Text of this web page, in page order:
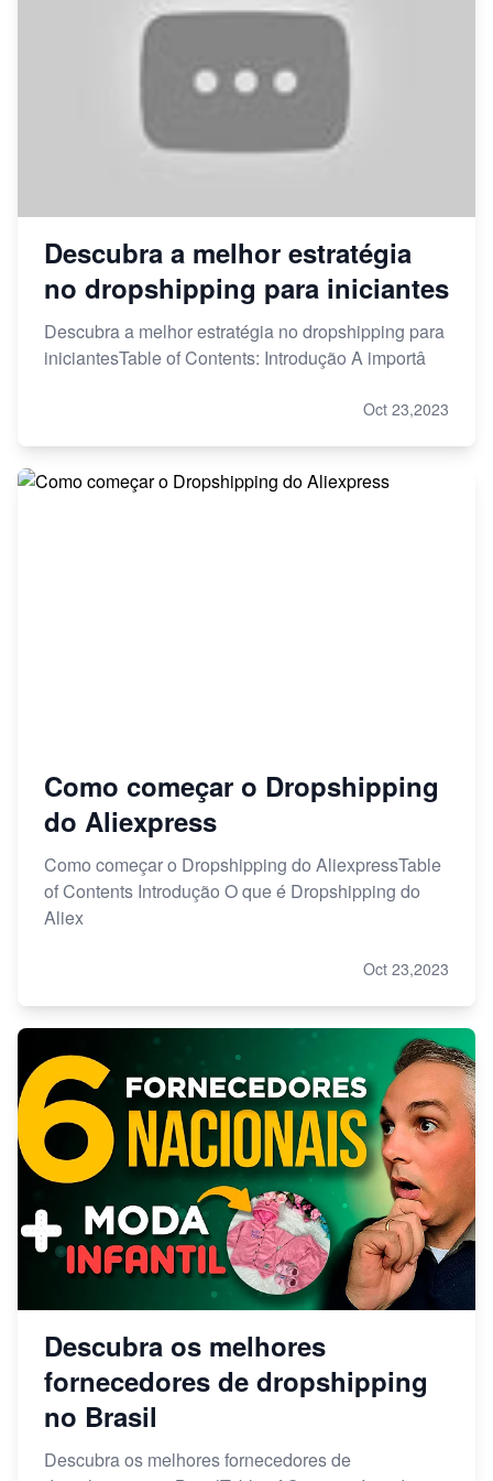
Descubra a melhor estratégia
no dropshipping para iniciantes
Descubra a melhor estratégia no dropshipping para
iniciantesTable of Contents: Introdução A importâ
Oct 23,2023
Como começar o Dropshipping
do Aliexpress
Como começar o Dropshipping do AliexpressTable
of Contents Introdução O que é Dropshipping do
Aliex
Oct 23,2023
Descubra os melhores
fornecedores de dropshipping
no Brasil
Descubra os melhores fornecedores de